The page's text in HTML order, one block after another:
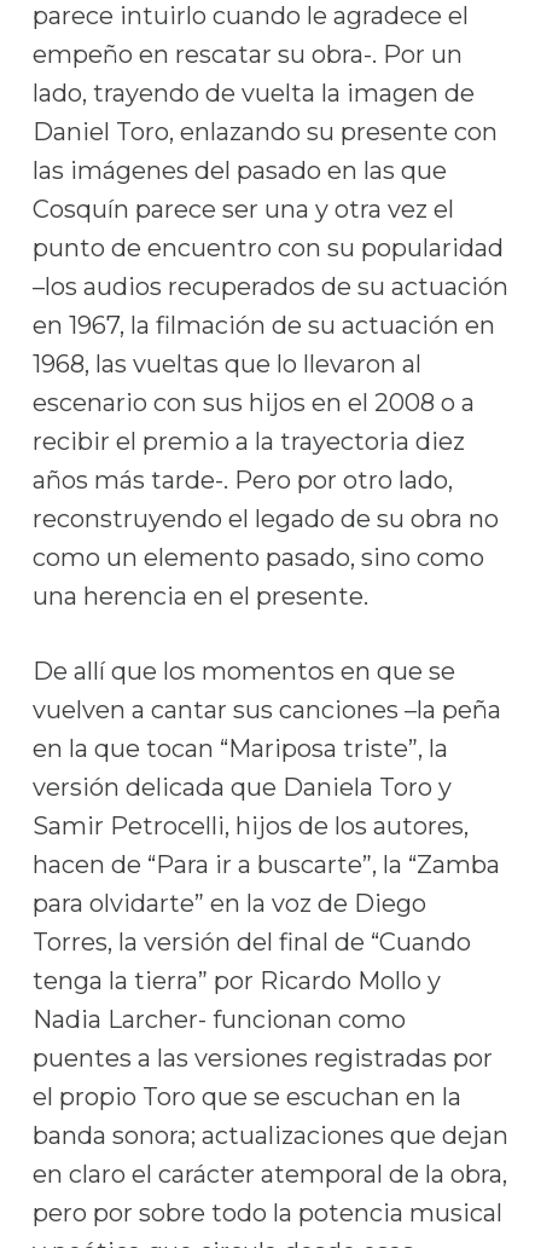
parece intuirlo cuando le agradece el
empeño en rescatar su obra-. Por un
lado, trayendo de vuelta la imagen de
Daniel Toro, enlazando su presente con
las imágenes del pasado en las que
Cosquín parece ser una y otra vez el
punto de encuentro con su popularidad
–los audios recuperados de su actuación
en 1967, la filmación de su actuación en
1968, las vueltas que lo llevaron al
escenario con sus hijos en el 2008 o a
recibir el premio a la trayectoria diez
años más tarde-. Pero por otro lado,
reconstruyendo el legado de su obra no
como un elemento pasado, sino como
una herencia en el presente.
De allí que los momentos en que se
vuelven a cantar sus canciones –la peña
en la que tocan “Mariposa triste”, la
versión delicada que Daniela Toro y
Samir Petrocelli, hijos de los autores,
hacen de “Para ir a buscarte”, la “Zamba
para olvidarte” en la voz de Diego
Torres, la versión del final de “Cuando
tenga la tierra” por Ricardo Mollo y
Nadia Larcher- funcionan como
puentes a las versiones registradas por
el propio Toro que se escuchan en la
banda sonora; actualizaciones que dejan
en claro el carácter atemporal de la obra,
pero por sobre todo la potencia musical